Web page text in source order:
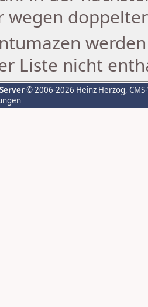
wegen
Liste nicht
© 2006-2026 Heinz Herzog,